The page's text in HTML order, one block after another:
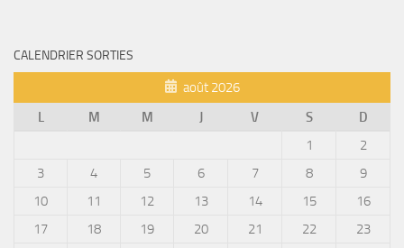
CALENDRIER SORTIES
août 2026
L
M M J V S D
1
2
3
4 5 6 7 8
9
10
11 12 13 14 15
16
17
18 19 20 21 22
23